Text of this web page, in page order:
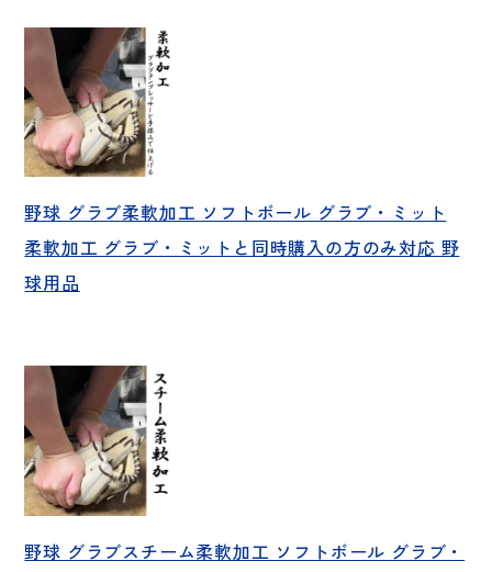
野球 グラブ柔軟加工 ソフトボール グラブ・ミット
柔軟加工 グラブ・ミットと同時購入の方のみ対応 野
球用品
野球 グラブスチーム柔軟加工 ソフトボール グラブ・